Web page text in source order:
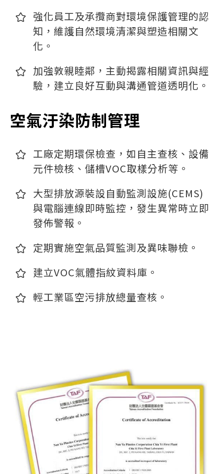
強化員工及承攬商對環境保護管理的認
知，維護自然環境清潔與塑造相關文
化。
加強敦親睦鄰，主動揭露相關資訊與經
驗，建立良好互動與溝通管道透明化。
空氣汙染防制管理
工廠定期環保檢查，如自主查核、設備
元件檢核、儲槽VOC取樣分析等。
大型排放源裝設自動監測設施(CEMS)
與電腦連線即時監控，發生異常時立即
發佈警報。
定期實施空氣品質監測及異味聯檢。
建立VOC氣體指紋資料庫。
輕工業區空污排放總量查核。